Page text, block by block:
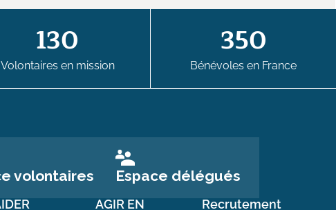
130
Volontaires en mission
350
Bénévoles en France
volontaires Espace délégués
AGIR EN Recrutement